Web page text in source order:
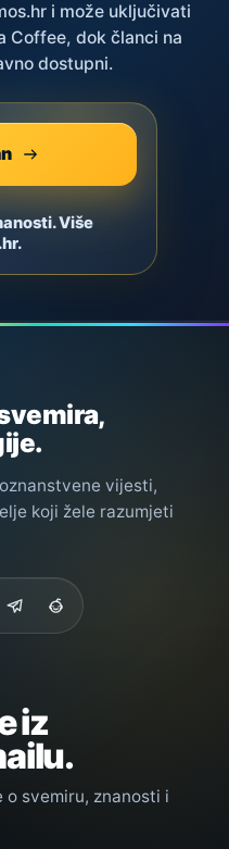
i može uključivati
Coffee, dok članci na
dostupni.
Više
vijesti,
koji žele razumjeti
iz
svemiru, znanosti i